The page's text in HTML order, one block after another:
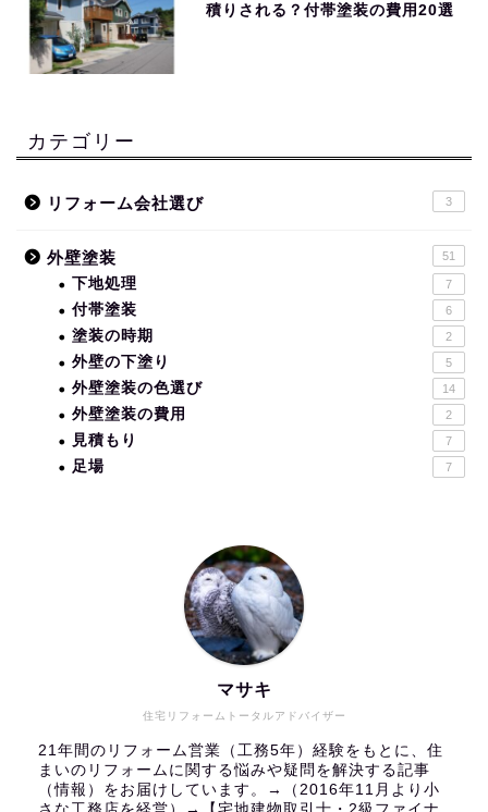
積りされる？付帯塗装の費用20選
カテゴリー
リフォーム会社選び 3
外壁塗装 51
下地処理 7
付帯塗装 6
塗装の時期 2
外壁の下塗り 5
外壁塗装の色選び 14
外壁塗装の費用 2
見積もり 7
足場 7
住宅リフォームトータルアドバイザー
マサキ
21年間のリフォーム営業（工務5年）経験をもとに、住
まいのリフォームに関する悩みや疑問を解決する記事
（情報）をお届けしています。→（2016年11月より小